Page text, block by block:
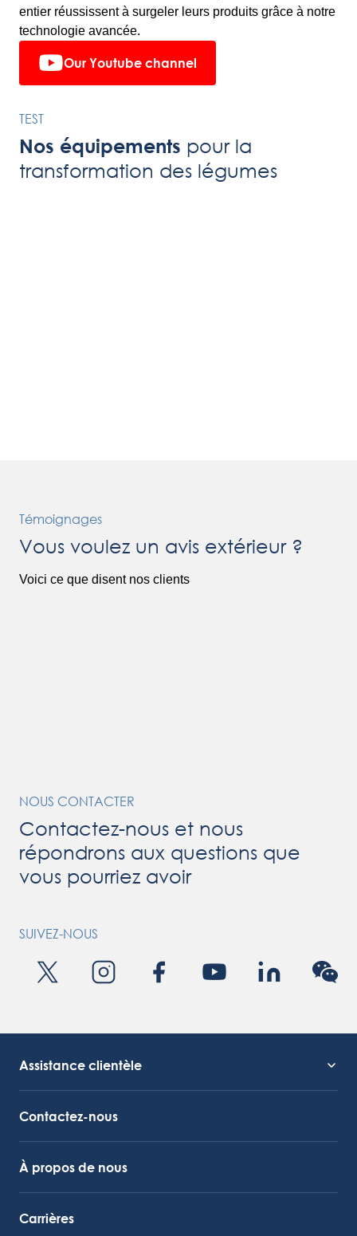
entier réussissent à surgeler leurs produits grâce à notre
technologie avancée.
Our Youtube channel
TEST
Nos équipements pour la
transformation des légumes
Témoignages
Vous voulez un avis extérieur ?
Voici ce que disent nos clients
NOUS CONTACTER
Contactez-nous et nous
répondrons aux questions que
vous pourriez avoir
SUIVEZ-NOUS
Assistance clientèle
Contactez-nous
À propos de nous
Carrières